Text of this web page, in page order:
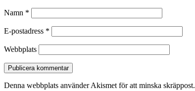
Namn *
E-postadress *
Webbplats
Denna webbplats använder Akismet för att minska skräppost.